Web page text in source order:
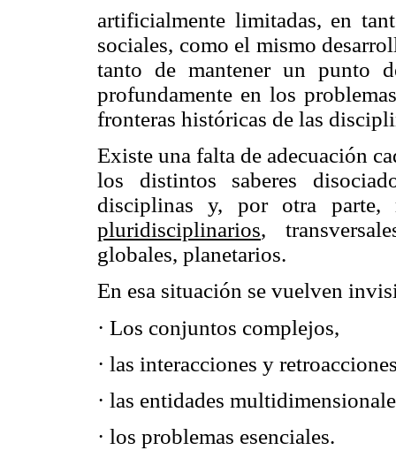
artificialmente limitadas, en
sociales, como el mismo
tanto de mantener un punto
profundamente en los
fronteras históricas de las
Existe una falta de adecuación
los distintos saberes
disciplinas y, por otra parte,
pluridisciplinarios,
globales, planetarios.
En esa situación se vuelven
· Los conjuntos complejos,
· las interacciones y
· las entidades
· los problemas esenciales.